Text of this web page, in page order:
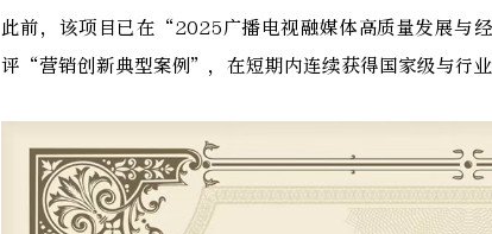
此前，该项目已在“2025广播电视融媒体高质量发展与
评“营销创新典型案例”，在短期内连续获得国家级与行业